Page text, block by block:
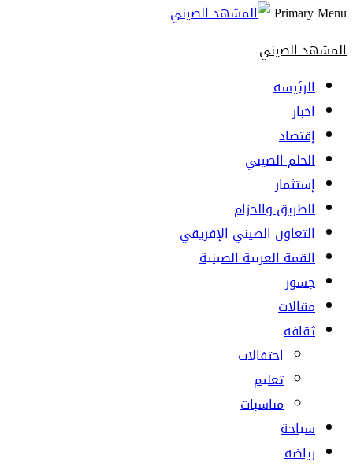
Primary Menu
المشهد الصيني
الرئيسة
اخبار
إقتصاد
الحلم الصيني
إستثمار
الطريق والحزام
التعاون الصيني الإفريقي
القمة العربية الصينية
جسور
مقالات
ثقافة
احتفالات
تعليم
مناسبات
سياحة
رياضة